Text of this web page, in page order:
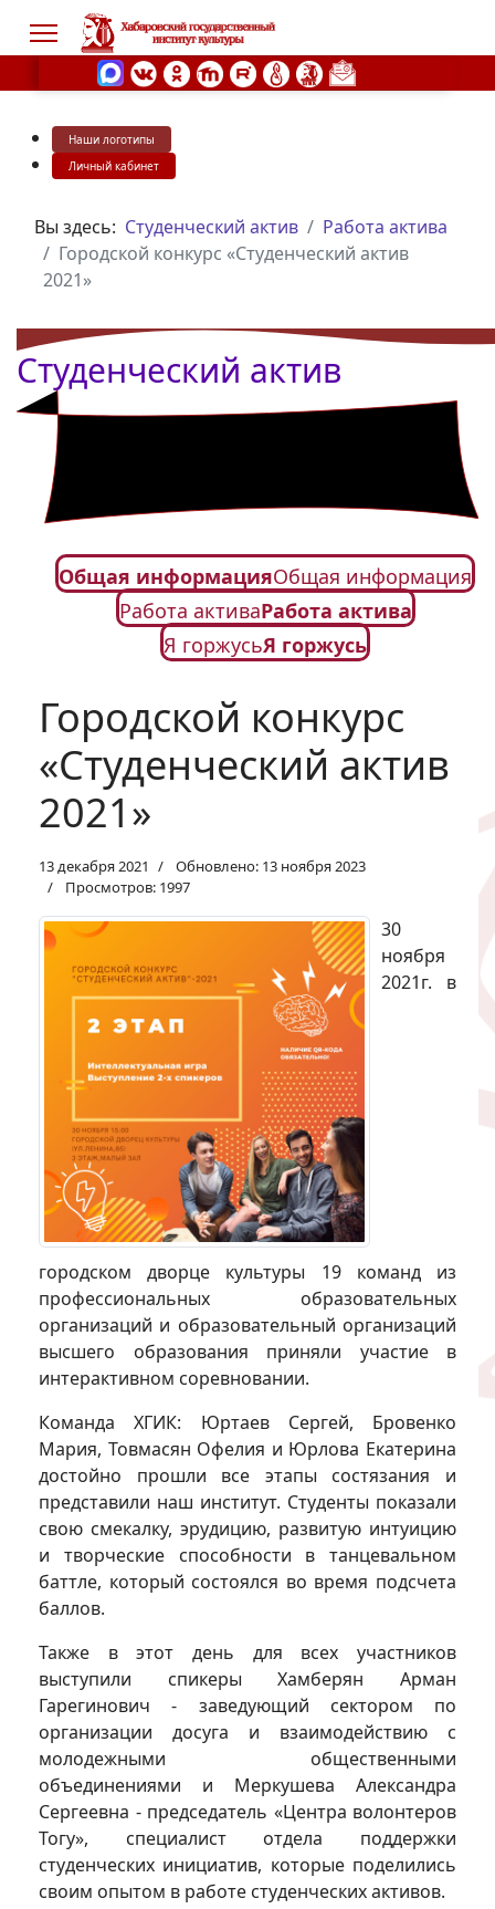
Наши логотипы
Личный кабинет
Вы здесь: Студенческий актив
Работа актива
Городской конкурс «Студенческий актив
2021»
Студенческий актив
Общая информацияОбщая информация
Работа активаРабота актива
Я горжусьЯ горжусь
Городской конкурс
«Студенческий актив
2021»
13 декабря 2021
Обновлено: 13 ноября 2023
Просмотров: 1997
30
ноября
2021г. в
городском дворце культуры 19 команд из
профессиональных образовательных
организаций и образовательный организаций
высшего образования приняли участие в
интерактивном соревновании.
Команда ХГИК: Юртаев Сергей, Бровенко
Мария, Товмасян Офелия и Юрлова Екатерина
достойно прошли все этапы состязания и
представили наш институт. Студенты показали
свою смекалку, эрудицию, развитую интуицию
и творческие способности в танцевальном
баттле, который состоялся во время подсчета
баллов.
Также в этот день для всех участников
выступили спикеры Хамберян Арман
Гарегинович - заведующий сектором по
организации досуга и взаимодействию с
молодежными общественными
объединениями и Меркушева Александра
Сергеевна - председатель «Центра волонтеров
Тогу», специалист отдела поддержки
студенческих инициатив, которые поделились
своим опытом в работе студенческих активов.